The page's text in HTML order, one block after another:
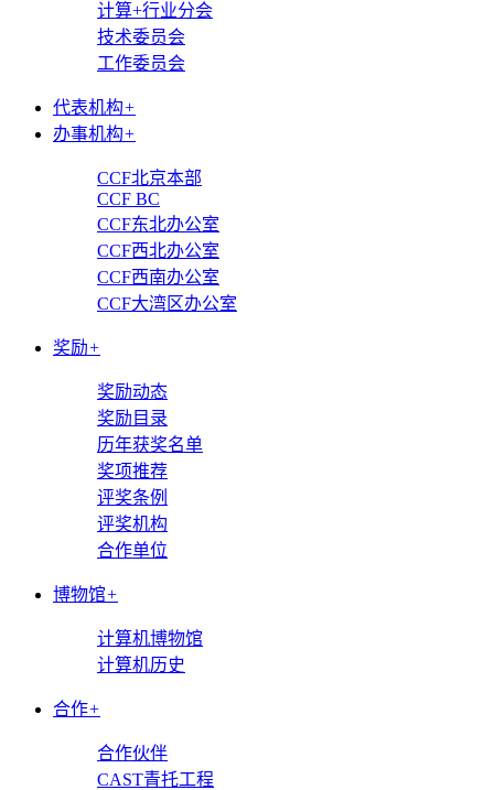
计算+行业分会
技术委员会
工作委员会
代表机构+
办事机构+
CCF北京本部
CCF BC
CCF东北办公室
CCF西北办公室
CCF西南办公室
CCF大湾区办公室
奖励+
奖励动态
奖励目录
历年获奖名单
奖项推荐
评奖条例
评奖机构
合作单位
博物馆+
计算机博物馆
计算机历史
合作+
合作伙伴
CAST青托工程